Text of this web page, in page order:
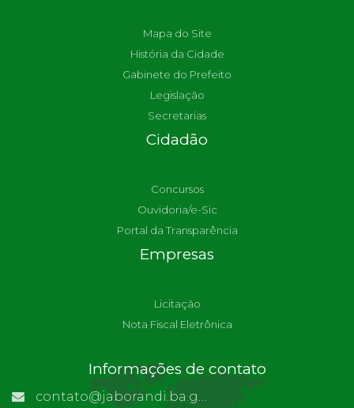
Mapa do Site
História da Cidade
Gabinete do Prefeito
Legislação
Secretarias
Cidadão
Concursos
Ouvidoria/e-Sic
Portal da Transparência
Empresas
Licitação
Nota Fiscal Eletrônica
Informações de contato
contato@jaborandi.ba.gov.br | Funcionário Responsável: Ronaldo Da Paz Dourado